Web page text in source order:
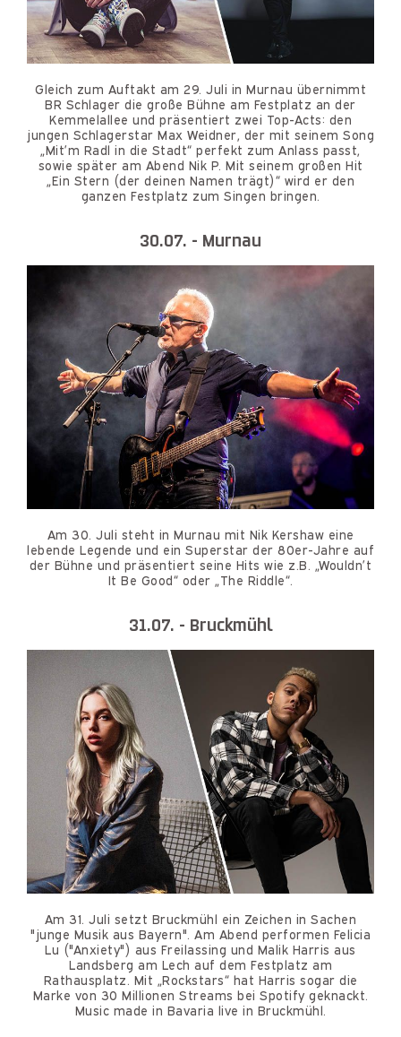
Gleich zum Auftakt am 29. Juli in Murnau übernimmt
BR Schlager die große Bühne am Festplatz an der
Kemmelallee und präsentiert zwei Top-Acts: den
jungen Schlagerstar Max Weidner, der mit seinem Song
„Mit’m Radl in die Stadt“ perfekt zum Anlass passt,
sowie später am Abend Nik P. Mit seinem großen Hit
„Ein Stern (der deinen Namen trägt)“ wird er den
ganzen Festplatz zum Singen bringen.
30.07. - Murnau
Am 30. Juli steht in Murnau mit Nik Kershaw eine
lebende Legende und ein Superstar der 80er-Jahre auf
der Bühne und präsentiert seine Hits wie z.B. „Wouldn’t
It Be Good“ oder „The Riddle“.
31.07. - Bruckmühl
Am 31. Juli setzt Bruckmühl ein Zeichen in Sachen
"junge Musik aus Bayern". Am Abend performen Felicia
Lu ("Anxiety") aus Freilassing und Malik Harris aus
Landsberg am Lech auf dem Festplatz am
Rathausplatz. Mit „Rockstars“ hat Harris sogar die
Marke von 30 Millionen Streams bei Spotify geknackt.
Music made in Bavaria live in Bruckmühl.